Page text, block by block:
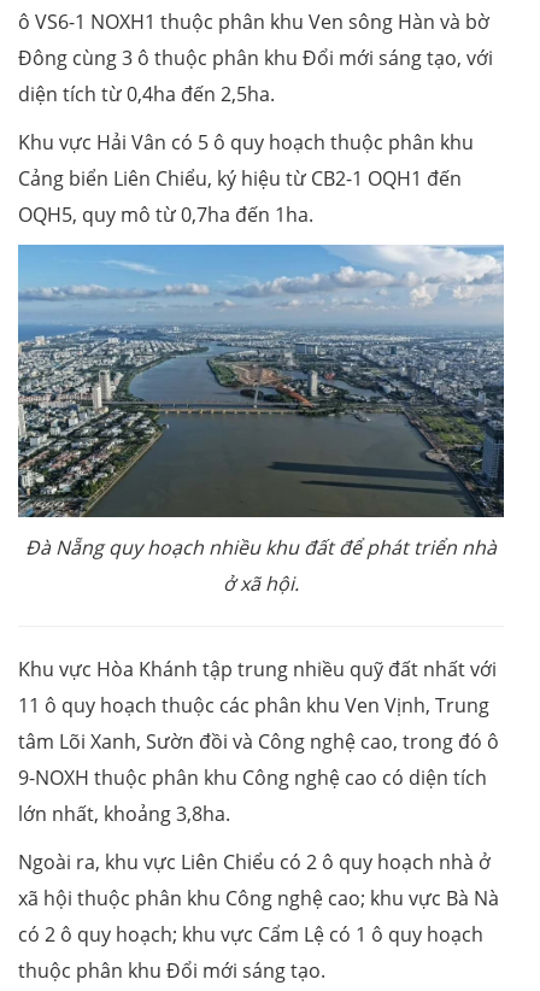
ô VS6-1 NOXH1 thuộc phân khu Ven sông Hàn và bờ
Đông cùng 3 ô thuộc phân khu Đổi mới sáng tạo, với
diện tích từ 0,4ha đến 2,5ha.
Khu vực Hải Vân có 5 ô quy hoạch thuộc phân khu
Cảng biển Liên Chiểu, ký hiệu từ CB2-1 OQH1 đến
OQH5, quy mô từ 0,7ha đến 1ha.
Đà Nẵng quy hoạch nhiều khu đất để phát triển nhà
ở xã hội.
Khu vực Hòa Khánh tập trung nhiều quỹ đất nhất với
11 ô quy hoạch thuộc các phân khu Ven Vịnh, Trung
tâm Lõi Xanh, Sườn đồi và Công nghệ cao, trong đó ô
9-NOXH thuộc phân khu Công nghệ cao có diện tích
lớn nhất, khoảng 3,8ha.
Ngoài ra, khu vực Liên Chiểu có 2 ô quy hoạch nhà ở
xã hội thuộc phân khu Công nghệ cao; khu vực Bà Nà
có 2 ô quy hoạch; khu vực Cẩm Lệ có 1 ô quy hoạch
thuộc phân khu Đổi mới sáng tạo.